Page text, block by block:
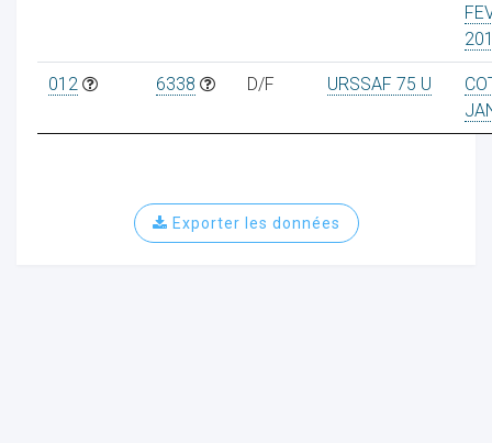
012 6338 D/F URSSAF 75 U
Exporter les données